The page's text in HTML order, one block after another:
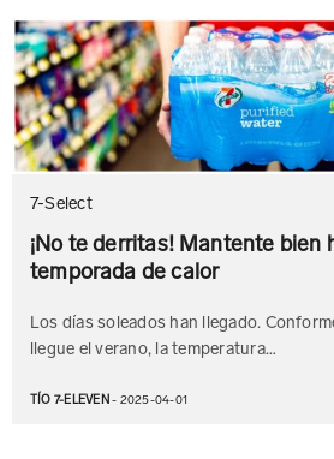
7-Select
¡No te derritas! Mantente bien
temporada de calor
Los días soleados han llegado.
llegue el verano, la temperatura…
TÍO 7-ELEVEN- 2025-04-01